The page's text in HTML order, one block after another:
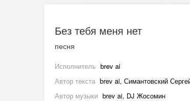
Без тебя меня нет
песня
Исполнитель brev ai
Автор текста brev ai, Симантовский
Автор музыки brev ai, DJ Жосомин